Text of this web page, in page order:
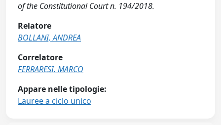
of the Constitutional Court n. 194/2018.
Relatore
BOLLANI, ANDREA
Correlatore
FERRARESI, MARCO
Appare nelle tipologie:
Lauree a ciclo unico